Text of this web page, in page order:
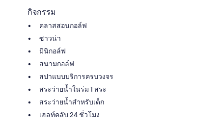
กิจกรรม
คลาสสอนกอล์ฟ
ซาวน่า
มินิกอล์ฟ
สนามกอล์ฟ
สปาแบบบริการครบวงจร
สระว่ายน้ำในร่ม 1 สระ
สระว่ายน้ำสำหรับเด็ก
เฮลท์คลับ 24 ชั่วโมง